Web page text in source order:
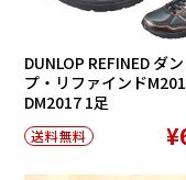
DUNLOP REFINED ダ
プ・リファインド
DM2017 1足
送料無料